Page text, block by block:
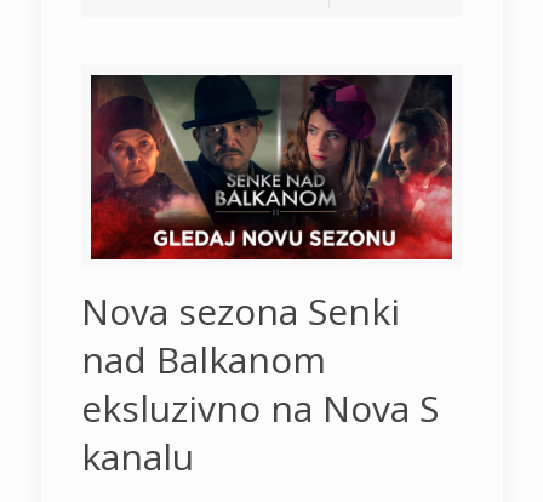
Nova sezona Senki
nad Balkanom
eksluzivno na Nova S
kanalu